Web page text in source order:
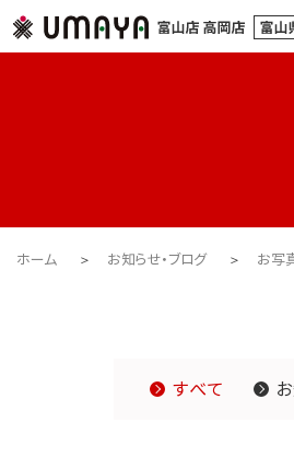
ホーム お知らせ・ブログ お写
すべて